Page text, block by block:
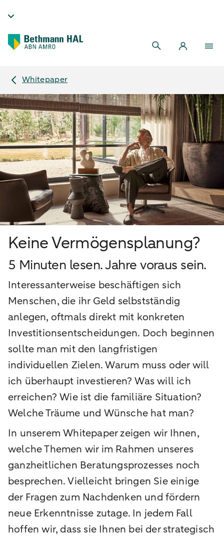
Whitepaper
Keine Vermögensplanung?
5 Minuten lesen. Jahre voraus sein.
Interessanterweise beschäftigen sich
Menschen, die ihr Geld selbstständig
anlegen, oftmals direkt mit konkreten
Investitionsentscheidungen. Doch beginnen
sollte man mit den langfristigen
individuellen Zielen. Warum muss oder will
ich überhaupt investieren? Was will ich
erreichen? Wie ist die familiäre Situation?
Welche Träume und Wünsche hat man?
In unserem Whitepaper zeigen wir Ihnen,
welche Themen wir im Rahmen unseres
ganzheitlichen Beratungsprozesses noch
besprechen. Vielleicht bringen Sie einige
der Fragen zum Nachdenken und fördern
neue Erkenntnisse zutage. In jedem Fall
hoffen wir, dass sie Ihnen bei der strategisch